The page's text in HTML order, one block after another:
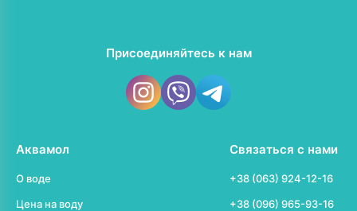
Присоединяйтесь к нам
Аквамол
О воде
Цена на воду
Связаться с нами
+38 (063) 924-12-16
+38 (096) 965-93-16